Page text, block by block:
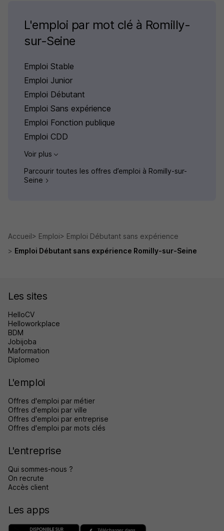
L'emploi par mot clé à Romilly-
sur-Seine
Emploi Stable
Emploi Junior
Emploi Débutant
Emploi Sans expérience
Emploi Fonction publique
Emploi CDD
Voir plus
Parcourir toutes les offres d’emploi à Romilly-sur-
Seine
Accueil Emploi
Emploi Débutant sans expérience
Emploi Débutant sans expérience Romilly-sur-Seine
Les sites
HelloCV
Helloworkplace
BDM
Jobijoba
Maformation
Diplomeo
L'emploi
Offres d'emploi par métier
Offres d'emploi par ville
Offres d'emploi par entreprise
Offres d'emploi par mots clés
L'entreprise
Qui sommes-nous ?
On recrute
Accès client
Les apps